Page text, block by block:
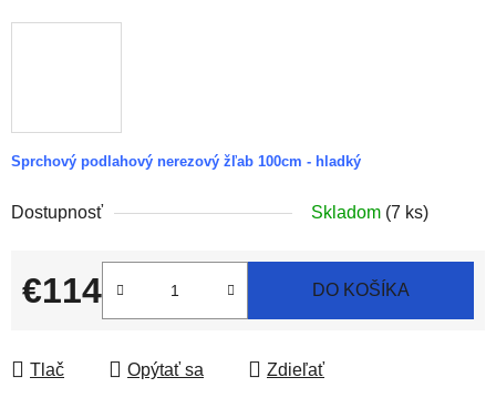
Sprchový podlahový nerezový žľab 100cm - hladký
Dostupnosť Skladom (7 ks)
€114
Jednotková cena:
DO KOŠÍKA
Tlač Opýtať sa Zdieľať